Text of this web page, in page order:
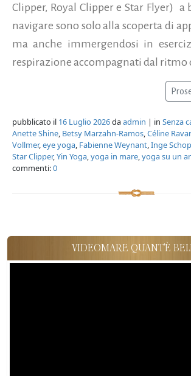
Clipper, Royal Clipper e Star Flyer) a
navigare sono solo alla scoperta di
ma anche immergendosi in
respirazione accompagnati dal ritmo
pubblicato il 16 Luglio 2026daadmin | in Senza
Anette Shine, Betsy Marzahn-Ramos,Céline
Vollmer,eye yoga, Fabienne Weynant,Inge
Star Clipper,Yin Yoga,yoga in mare,yoga su un
commenti:0
VIDEOMARE QUANT'È